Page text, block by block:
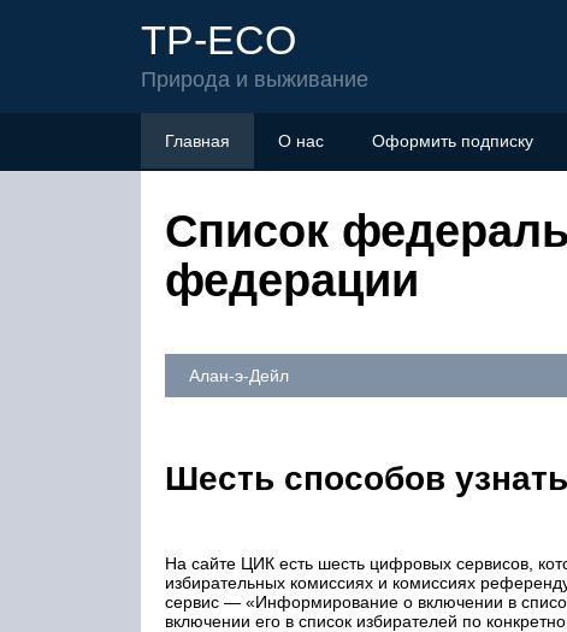
TP-ECO
Природа и выживание
Главная О нас Оформить подписку
Список
федерации
Алан-э-Дейл
Шесть способов
На сайте ЦИК есть шесть цифровых сервисов,
избирательных комиссиях и комиссиях
сервис — «Информирование о включении в
включении его в список избирателей по